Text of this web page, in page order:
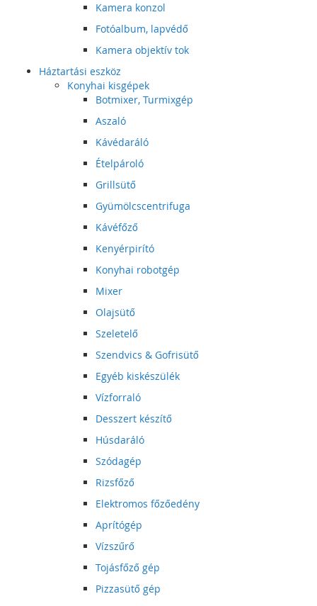
Kamera konzol
Fotóalbum, lapvédő
Kamera objektív tok
Háztartási eszköz
Konyhai kisgépek
Botmixer, Turmixgép
Aszaló
Kávédaráló
Ételpároló
Grillsütő
Gyümölcscentrifuga
Kávéfőző
Kenyérpirító
Konyhai robotgép
Mixer
Olajsütő
Szeletelő
Szendvics & Gofrisütő
Egyéb kiskészülék
Vízforraló
Desszert készítő
Húsdaráló
Szódagép
Rizsfőző
Elektromos főzőedény
Aprítógép
Vízszűrő
Tojásfőző gép
Pizzasütő gép